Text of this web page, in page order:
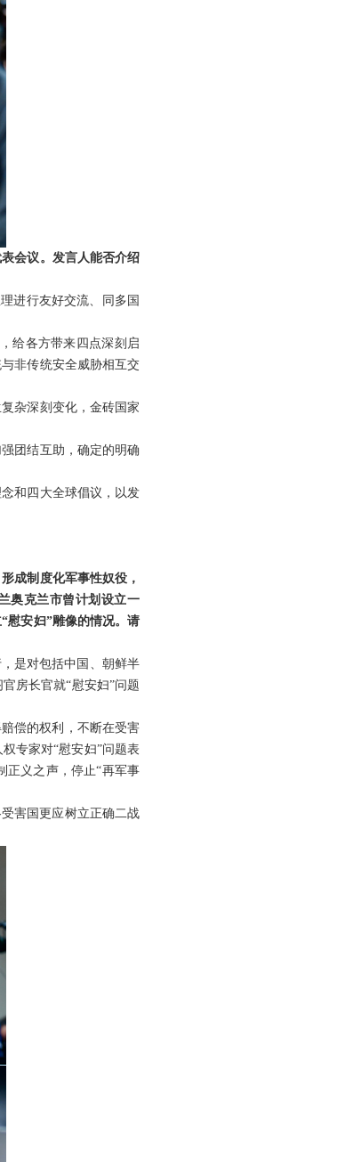
会议。发言人能否介绍
进行友好交流、同多国
给各方带来四点深刻启
非传统安全威胁相互交
杂深刻变化，金砖国家
团结互助，确定的明确
和四大全球倡议，以发
成制度化军事性奴役，
奥克兰市曾计划设立一
慰安妇”雕像的情况。请
是对包括中国、朝鲜半
房长官就“慰安妇”问题
偿的权利，不断在受害
专家对“慰安妇”问题表
正义之声，停止“再军事
害国更应树立正确二战